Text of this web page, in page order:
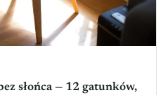
słońca — 12 gatunków,